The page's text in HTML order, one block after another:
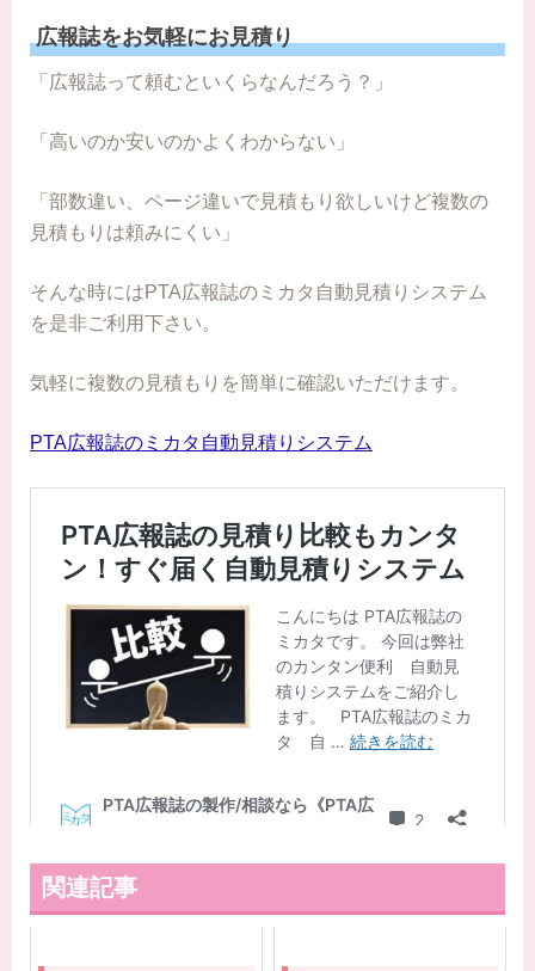
広報誌をお気軽にお見積り
「広報誌って頼むといくらなんだろう？」
「高いのか安いのかよくわからない」
「部数違い、ページ違いで見積もり欲しいけど複数の
見積もりは頼みにくい」
そんな時にはPTA広報誌のミカタ自動見積りシステム
を是非ご利用下さい。
気軽に複数の見積もりを簡単に確認いただけます。
PTA広報誌のミカタ自動見積りシステム
関連記事